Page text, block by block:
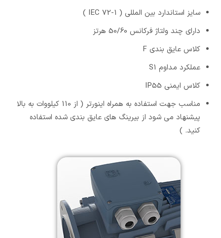
سایز استاندارد بین المللی ( IEC 72-1 )
دارای چند ولتاژ فرکانس 50/60 هرتز
کلاس عایق بندی F
عملکرد مداوم S1
کلاس ایمنی IP55
مناسب جهت استفاده به همراه اینورتر ( از 110 کیلووات به بالا
پیشنهاد می شود از بیرینگ های عایق بندی شده استفاده
کنید. )